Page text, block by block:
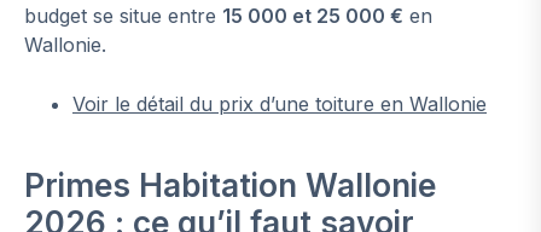
budget se situe entre 15 000 et 25 000 € en
Wallonie.
Voir le détail du prix d’une toiture en Wallonie
Primes Habitation Wallonie
2026 : ce qu’il faut savoir